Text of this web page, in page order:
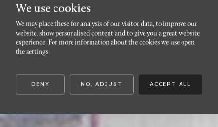
DAVIDSHALL
We use cookies
We may place these for analysis of our visitor data, to improve our
website, show personalised content and to give you a great website
experience. For more information about the cookies we use open
the settings.
DENY NO, ADJUST ACCEPT ALL